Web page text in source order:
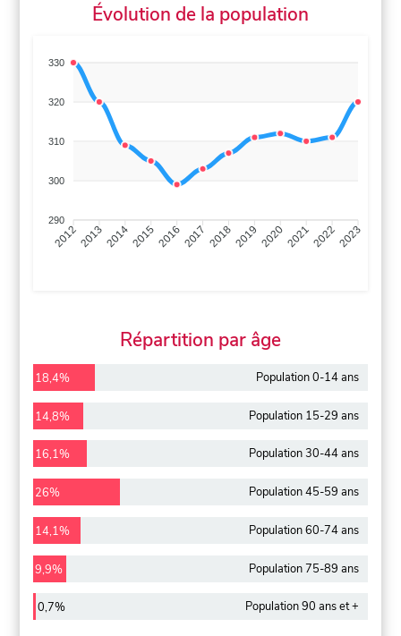
Évolution de la population
330
320
310
300
290
201220132014201520162017 20182019 2020202120222023
Répartition par âge
18,4% Population 0-14 ans
14,8% Population 15-29 ans
16,1% Population 30-44 ans
26% Population 45-59 ans
14,1% Population 60-74 ans
9,9% Population 75-89 ans
0,7% Population 90 ans et +